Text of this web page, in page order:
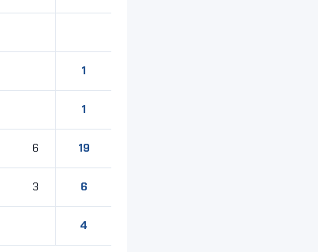
1
1
6 19
3 6
4